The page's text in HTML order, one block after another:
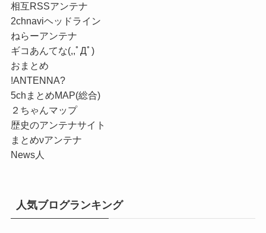
相互RSSアンテナ
2chnaviヘッドライン
ねらーアンテナ
ギコあんてな(,,ﾟДﾟ)
おまとめ
!ANTENNA?
5chまとめMAP(総合)
２ちゃんマップ
歴史のアンテナサイト
まとめνアンテナ
News人
人気ブログランキング